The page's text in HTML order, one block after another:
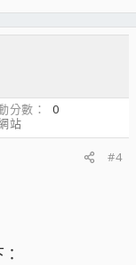
分數
0
站
#4